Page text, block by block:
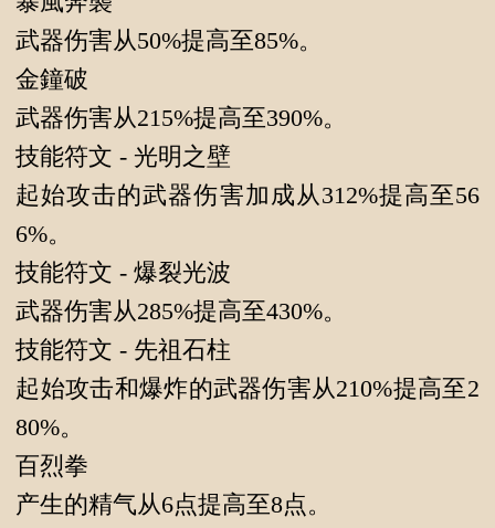
武器伤害从50%提高至85%。
金鐘破
武器伤害从215%提高至390%。
技能符文 - 光明之壁
起始攻击的武器伤害加成从312%提高至56
6%。
技能符文 - 爆裂光波
武器伤害从285%提高至430%。
技能符文 - 先祖石柱
起始攻击和爆炸的武器伤害从210%提高至2
80%。
百烈拳
产生的精气从6点提高至8点。